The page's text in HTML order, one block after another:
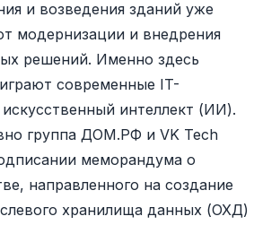
и возведения зданий уже
модернизации и внедрения
решений. Именно здесь
современные IT-
искусственный интеллект (ИИ).
группа ДОМ.РФ и VK Tech
меморандума о
направленного на создание
хранилища данных (ОХД)